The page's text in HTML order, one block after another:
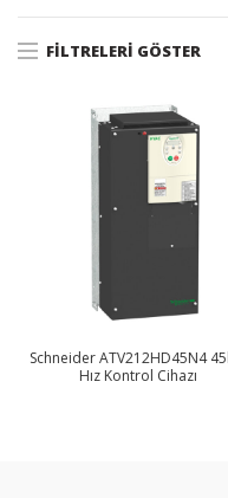
FILTRELERI GÖSTER
Schneider ATV212HD45N4
Hız Kontrol Cihazı